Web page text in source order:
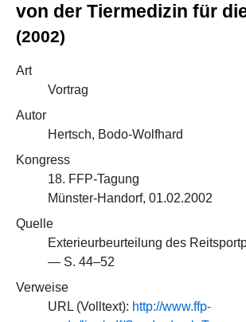
von der Tiermedizin für
(2002)
Art
Vortrag
Autor
Hertsch, Bodo-Wolfhard
Kongress
18. FFP-Tagung
Münster-Handorf, 01.02.2002
Quelle
Exterieurbeurteilung des
— S. 44–52
Verweise
URL (Volltext): http://www.ffp-